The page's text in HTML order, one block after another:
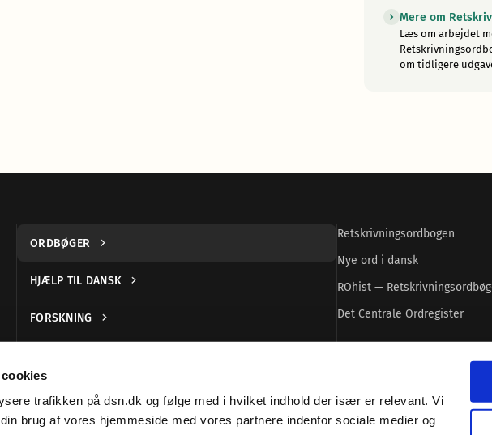
trafikken på dsn.dk og følge med i hvilket indhold der især er relevant. Vi
brug af vores hjemmeside med vores partnere indenfor sociale medier og
Mere om
Læs om arbejdet
om tidligere
ORDBØGER
HJÆLP TIL DANSK
FORSKNING
DANSK TEGNSPROG
ORGANISATION OG LOVGIVNING
Retskrivningsordbogen
Nye ord i dansk
ROhist —
Det Centrale Ordregister